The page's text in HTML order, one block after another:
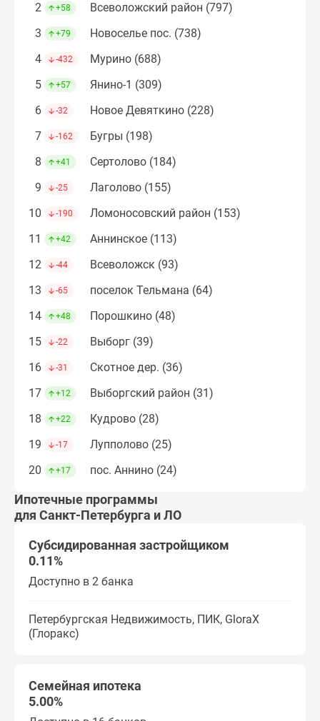
Коттеджные
поселки
ипотеку
Бизнес-
Коттеджи
Траншевая
Скидки
Рассрочка
2 +58
Всеволожский район (797)
3
+79
Новоселье пос. (738)
4
-432
Мурино (688)
5
+57
Янино-1 (309)
6
-32
Новое Девяткино (228)
7
-162
Бугры (198)
8
+41
Сертолово (184)
9
-25
Лаголово (155)
10
-190
Ломоносовский район (153)
11
+42
Аннинское (113)
12
-44
Всеволожск (93)
13
-65
поселок Тельмана (64)
14
+48
Порошкино (48)
15
-22
Выборг (39)
16
-31
Скотное дер. (36)
17
+12
Выборгский район (31)
18
+22
Кудрово (28)
19
-17
Лупполово (25)
20
+17 пос. Аннино (24)
Ипотечные программы
для Санкт-Петербурга и ЛО
Субсидированная застройщиком
0.11%
Доступно в 2 банка
Петербургская Недвижимость, ПИК, GloraX
(Глоракс)
Семейная ипотека
5.00%